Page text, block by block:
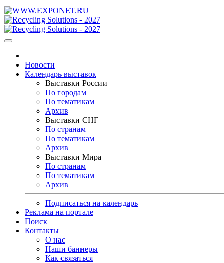
Новости
Календарь выставок
Выставки России
По городам
По тематикам
Архив
Выставки СНГ
По странам
По тематикам
Архив
Выставки Мира
По странам
По тематикам
Архив
Подписаться на календарь
Реклама на портале
Поиск
Контакты
О нас
Наши баннеры
Как связаться